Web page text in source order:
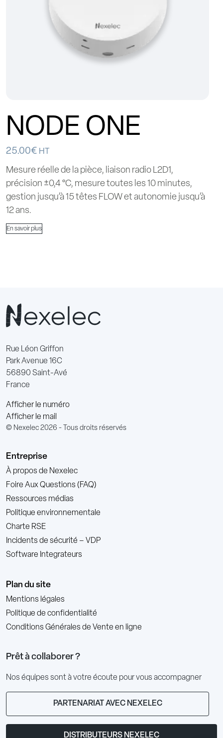
NODE ONE
25.00€ HT
Mesure réelle de la pièce, liaison radio L2D1,
précision ±0,4 °C, mesure toutes les 10 minutes,
gestion jusqu’à 15 têtes FLOW et autonomie jusqu’à
12 ans.
En savoir plus
Rue Léon Griffon
Park Avenue 16C
56890 Saint-Avé
France
Afficher le numéro
Afficher le mail
© Nexelec 2026 - Tous droits réservés
Entreprise
À propos de Nexelec
Foire Aux Questions (FAQ)
Ressources médias
Politique environnementale
Charte RSE
Incidents de sécurité – VDP
Software Integrateurs
Plan du site
Mentions légales
Politique de confidentialité
Conditions Générales de Vente en ligne
Prêt à collaborer ?
Nos équipes sont à votre écoute pour vous accompagner
PARTENARIAT AVEC NEXELEC
DISTRIBUTEURS NEXELEC